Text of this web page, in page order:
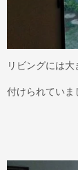
リビングには
付けられていま